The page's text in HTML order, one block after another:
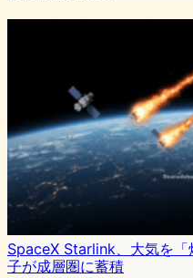
SpaceX Starlink、大気を
子が成層圏に蓄積